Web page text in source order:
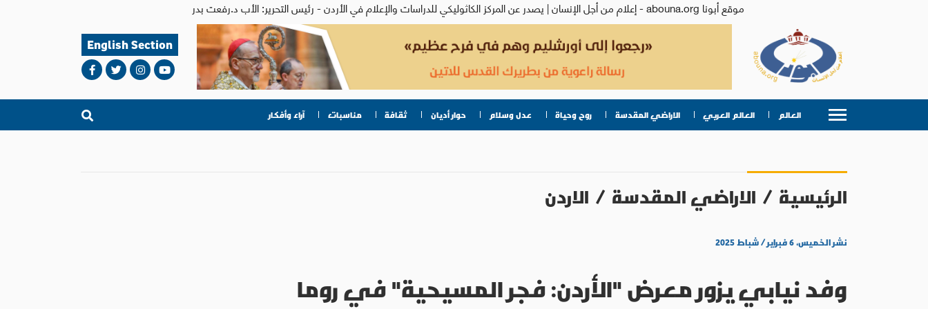
موقع أبونا abouna.org - إعلام من أجل الإنسان | يصدر عن المركز الكاثوليكي للدراسات والإعلام في الأردن - رئيس التحرير: الأب د.رفعت بدر
English Section
العالم العالم العربي الاراضي المقدسة روح وحياة عدل وسلام حوار أديان ثقافة مناسبات آراء وأفكار
الرئيسية / الاراضي المقدسة / الاردن
نشر الخميس، ٦ فبراير / شباط ٢٠٢٥
وفد نيابي يزور معرض "الأردن: فجر المسيحية" في روما